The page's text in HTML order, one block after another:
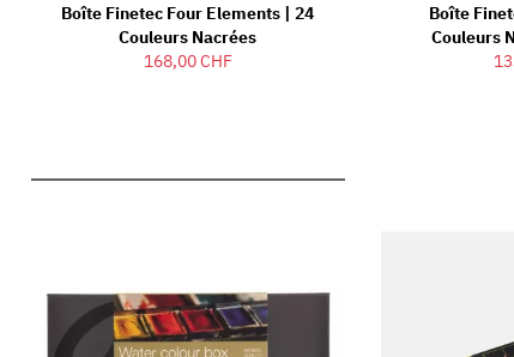
Boîte Finetec Four Elements | 24
Couleurs Nacrées
168,00 CHF
Boîte
Couleurs